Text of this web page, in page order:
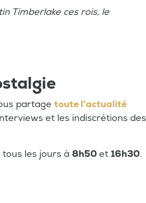
Timberlake ces rois, le
partage toute l’actualité
et les indiscrétions des
les jours à 8h50 et 16h30.